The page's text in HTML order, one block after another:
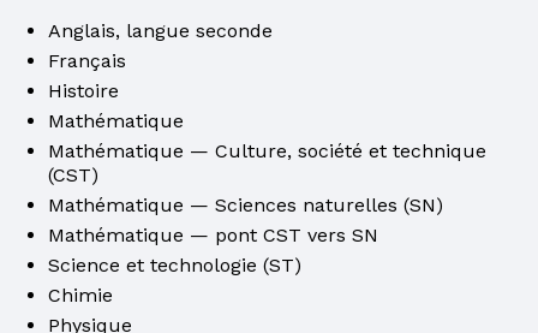
Anglais, langue seconde
Français
Histoire
Mathématique
Mathématique — Culture, société et technique
(CST)
Mathématique — Sciences naturelles (SN)
Mathématique — pont CST vers SN
Science et technologie (ST)
Chimie
Physique